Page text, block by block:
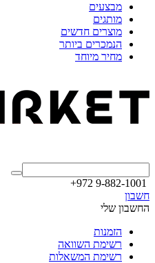
מבצעים
מותגים
מוצרים חדשים
הנמכרים ביותר
מחיר מיוחד
+972 9-882-1001
חשבון
החשבון שלי
הזמנות
רשימת השוואה
רשימת המשאלות